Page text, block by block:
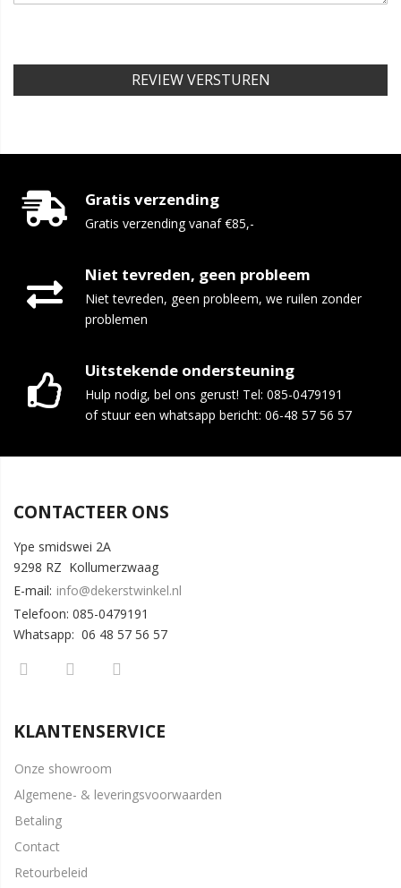
REVIEW VERSTUREN
Gratis verzending
Gratis verzending vanaf €85,-
Niet tevreden, geen probleem
Niet tevreden, geen probleem, we ruilen zonder
problemen
Uitstekende ondersteuning
Hulp nodig, bel ons gerust! Tel: 085-0479191
of stuur een whatsapp bericht: 06-48 57 56 57
CONTACTEER ONS
Ype smidswei 2A
9298 RZ Kollumerzwaag
E-mail: info@dekerstwinkel.nl
Telefoon: 085-0479191
Whatsapp: 06 48 57 56 57
KLANTENSERVICE
Onze showroom
Algemene- & leveringsvoorwaarden
Betaling
Contact
Retourbeleid